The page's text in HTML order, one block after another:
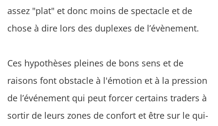
assez "plat" et donc moins de spectacle et de
chose à dire lors des duplexes de l’évènement.
Ces hypothèses pleines de bons sens et de
raisons font obstacle à l'émotion et à la pression
de l’événement qui peut forcer certains traders à
sortir de leurs zones de confort et être sur le qui-